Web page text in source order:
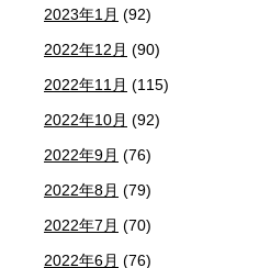
2023年1月 (92)
2022年12月 (90)
2022年11月 (115)
2022年10月 (92)
2022年9月 (76)
2022年8月 (79)
2022年7月 (70)
2022年6月 (76)